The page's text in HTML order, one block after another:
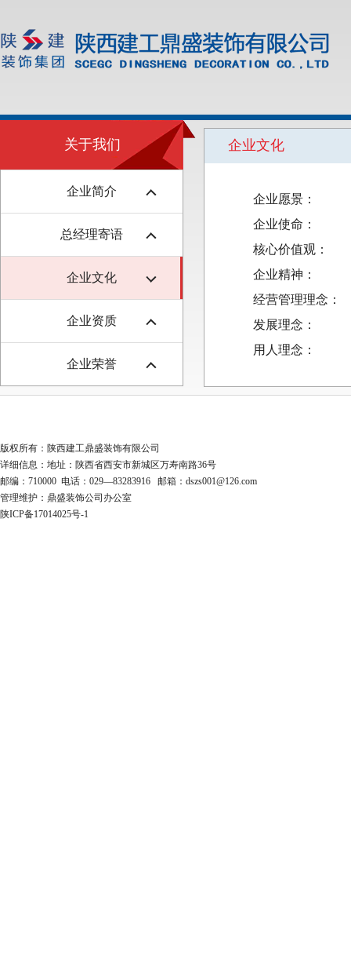
关于我们
企业简介
总经理寄语
企业文化
企业资质
企业荣誉
企业文化
企业愿景： 成
企业使命：
核心价值观：
企业精神：
经营管理理念：
发展理念： 凝
用人理念： 唯
版权所有：陕西建工鼎盛装饰有限公司
详细信息：地址：陕西省西安市新城区万寿南路36号
邮编：710000 电话：029—83283916 邮箱：dszs001@126.com
管理维护：鼎盛装饰公司办公室
陕ICP备17014025号-1